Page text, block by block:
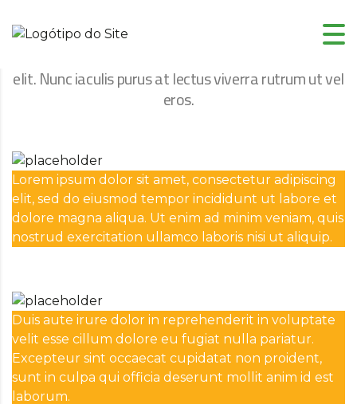
elit. Nunc iaculis purus at lectus viverra rutrum ut vel
eros.
Lorem ipsum dolor sit amet, consectetur adipiscing
elit, sed do eiusmod tempor incididunt ut labore et
dolore magna aliqua. Ut enim ad minim veniam, quis
nostrud exercitation ullamco laboris nisi ut aliquip.
Duis aute irure dolor in reprehenderit in voluptate
velit esse cillum dolore eu fugiat nulla pariatur.
Excepteur sint occaecat cupidatat non proident,
sunt in culpa qui officia deserunt mollit anim id est
laborum.